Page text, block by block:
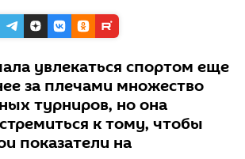
увлекаться спортом еще
за плечами множество
турниров, но она
к тому, чтобы
показатели на